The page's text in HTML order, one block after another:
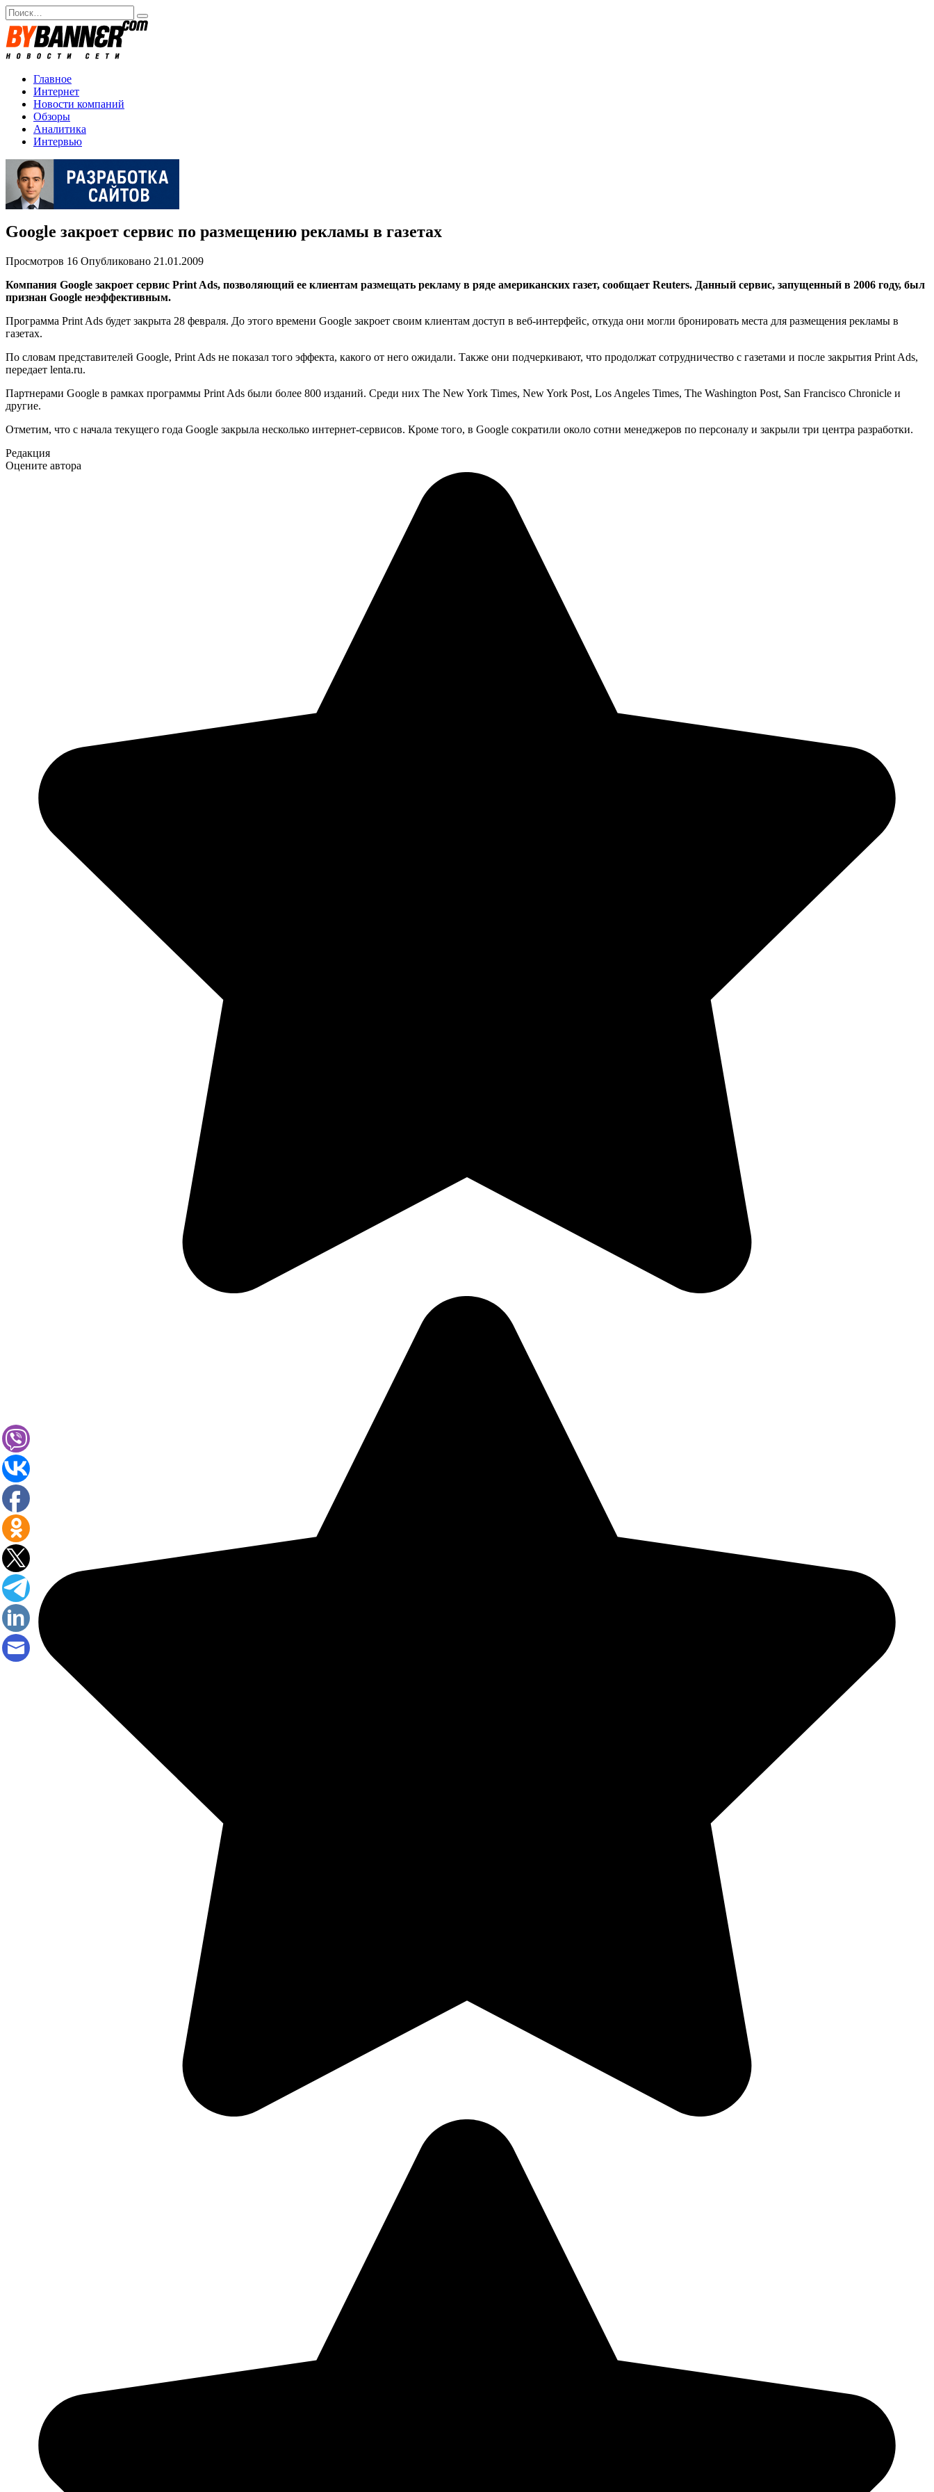
Перейти
к
содержанию
Search
for:
Главное
Интернет
Новости компаний
Обзоры
Аналитика
Интервью
Google закроет сервис по размещению рекламы в газетах
Просмотров 16 Опубликовано 21.01.2009
Компания Google закроет сервис Print Ads, позволяющий ее клиентам размещать рекламу в ряде американских газет, сообщает Reuters. Данный сервис, запущенный в 2006 году, был
признан Google неэффективным.
Программа Print Ads будет закрыта 28 февраля. До этого времени Google закроет своим клиентам доступ в веб-интерфейс, откуда они могли бронировать места для размещения рекламы в
газетах.
По словам представителей Google, Print Ads не показал того эффекта, какого от него ожидали. Также они подчеркивают, что продолжат сотрудничество с газетами и после закрытия Print Ads,
передает lenta.ru.
Партнерами Google в рамках программы Print Ads были более 800 изданий. Среди них The New York Times, New York Post, Los Angeles Times, The Washington Post, San Francisco Chronicle и
другие.
Отметим, что с начала текущего года Google закрыла несколько интернет-сервисов. Кроме того, в Google сократили около сотни менеджеров по персоналу и закрыли три центра разработки.
Редакция
Оцените автора